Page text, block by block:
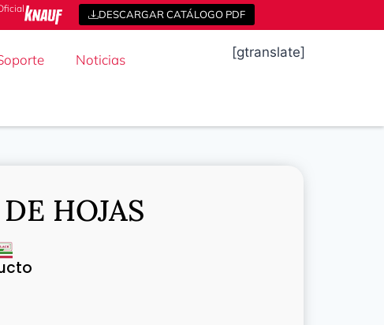
DESCARGAR CATÁLOGO PDF
Noticias [gtranslate]
HOJAS